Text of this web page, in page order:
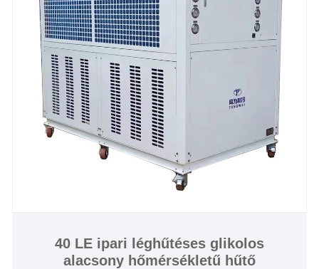
félvezető, orvosi, kísérleti üzemek és néhány egyéb
olyan alkalmazás, amely pontos és precíz
ultraalacsony hőmérséklet-szabályozást igényel.
Szigorú minőség-ellenőrzésünk és erős tervezési és
gyártási képességünk van. Bízunk benne, hogy
hosszú távú, vízhűtéses, alacsony hőmérsékletű
glikolos csigahűtő beszállítóvá válunk Kínában.
Hűtőteljesítmény: 30-200 tonna
Hűtött víz hőmérséklete: -30 ℃ és 5 ℃ között
Hűtőközeg: Környezetbarát R404a
Kompresszor márka: Hanbell/Bitzer
csavarkompresszor
40 LE ipari léghűtéses glikolos
alacsony hőmérsékletű hűtő